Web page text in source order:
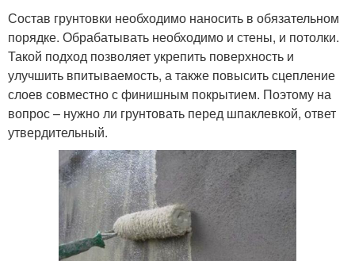
Состав грунтовки необходимо наносить в обязательном
порядке. Обрабатывать необходимо и стены, и потолки.
Такой подход позволяет укрепить поверхность и
улучшить впитываемость, а также повысить сцепление
слоев совместно с финишным покрытием. Поэтому на
вопрос – нужно ли грунтовать перед шпаклевкой, ответ
утвердительный.